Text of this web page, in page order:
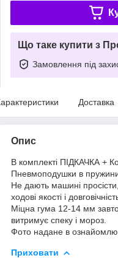
Що таке купити з
Замовлення під
Доставка
Опис
В комплекті ПІДКАЧКА +
Пневмоподушки в
Не дають машині
ходові якості і
Міцна гума 12-14 мм
витримує спеку і мороз.
Фото надане в
Приховати